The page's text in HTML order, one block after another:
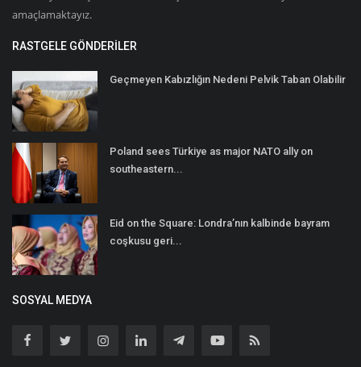
amaçlamaktayız.
RASTGELE GÖNDERILER
Geçmeyen Kabızlığın Nedeni Pelvik Taban Olabilir
Poland sees Türkiye as major NATO ally on
southeastern...
Eid on the Square: Londra’nın kalbinde bayram
coşkusu geri...
SOSYAL MEDYA